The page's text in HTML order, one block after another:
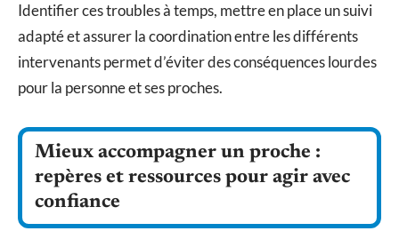
Identifier ces troubles à temps, mettre en place un suivi
adapté et assurer la coordination entre les différents
intervenants permet d’éviter des conséquences lourdes
pour la personne et ses proches.
Mieux accompagner un proche :
repères et ressources pour agir avec
confiance